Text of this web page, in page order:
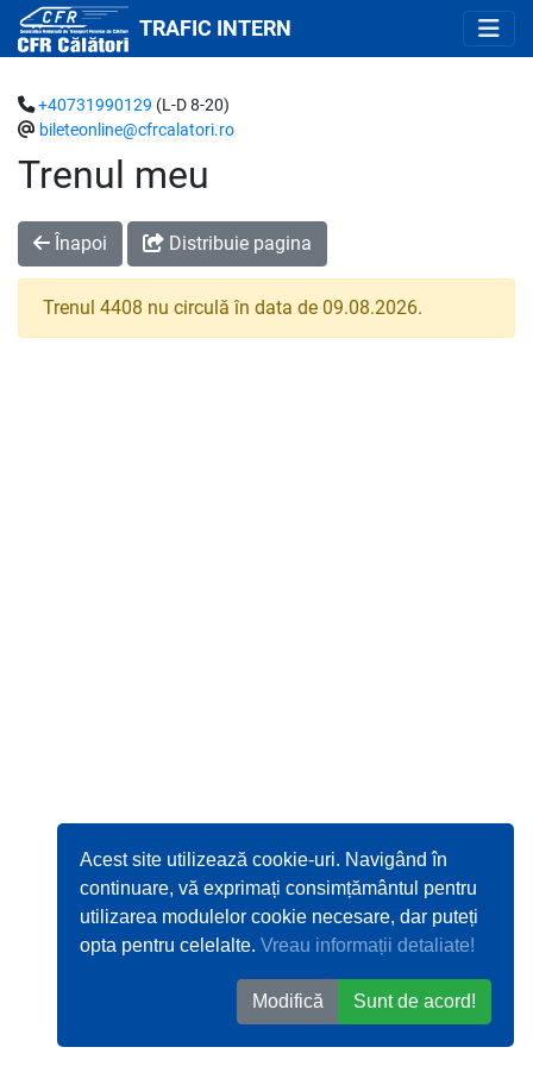
Acest site utilizează cookie-uri. Navigând în
continuare, vă exprimați consimțământul pentru
utilizarea modulelor cookie necesare, dar puteți
opta pentru celelalte.Vreau informații detaliate!
Modifică Sunt de acord!
TRAFIC INTERN
Trenul meu
+40731990129 (L-D 8-20)
bileteonline@cfrcalatori.ro
Înapoi Distribuie pagina
Trenul 4408 nu circulă în data de 09.08.2026.